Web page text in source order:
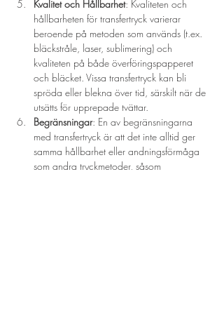
Kvalitet och Hållbarhet: Kvaliteten och
hållbarheten för transfertryck varierar
beroende på metoden som används (t.ex.
bläckstråle, laser, sublimering) och
kvaliteten på både överföringspapperet
och bläcket. Vissa transfertryck kan bli
spröda eller blekna över tid, särskilt när de
utsätts för upprepade tvättar.
Begränsningar: En av begränsningarna
med transfertryck är att det inte alltid ger
samma hållbarhet eller andningsförmåga
som andra tryckmetoder, såsom